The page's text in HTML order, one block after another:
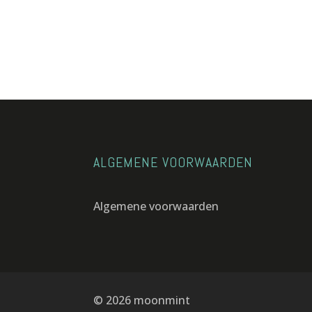
ALGEMENE VOORWAARDEN
Algemene voorwaarden
© 2026 moonmint